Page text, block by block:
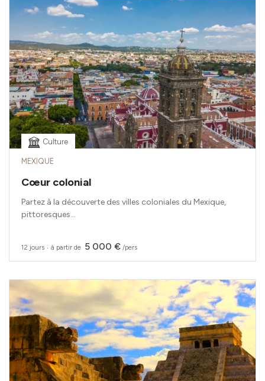
Culture
MEXIQUE
Cœur colonial
Partez à la découverte des villes coloniales du Mexique,
pittoresques...
12 jours ‧ à partir de 5 000 € /pers